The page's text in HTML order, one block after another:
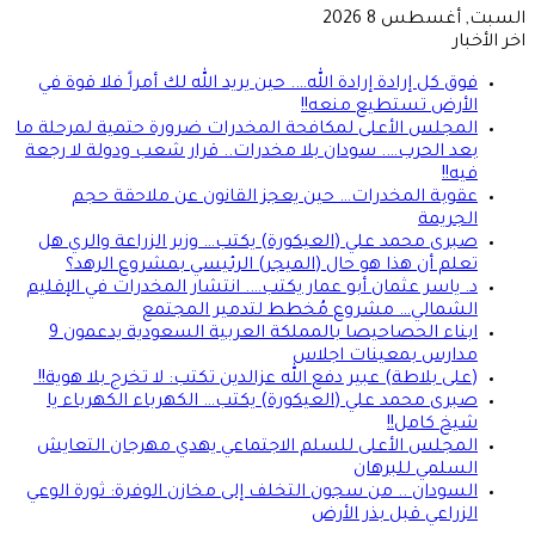
السبت, أغسطس 8 2026
اخر الأخبار
فوق كل إرادة إرادة الله…. حين يريد الله لك أمراً فلا قوة في
الأرض تستطيع منعه!!
المجلس الأعلى لمكافحة المخدرات ضرورة حتمية لمرحلة ما
بعد الحرب…. سودان بلا مخدرات.. قرار شعب ودولة لا رجعة
فيه!!
عقوبة المخدرات… حين يعجز القانون عن ملاحقة حجم
الجريمة
صبرى محمد علي (العيكورة) يكتب… وزير الزراعة والري هل
تعلم أن هذا هو حال (الميجر) الرئيسي بمشروع الرهد؟
د. ياسر عثمان أبو عمار يكتب…. انتشار المخدرات في الإقليم
الشمالي… مشروع مُخطط لتدمير المجتمع
ابناء الحصاحيصا بالمملكة العربية السعودية يدعمون 9
مدارس بمعينات اجلاس
(على بلاطة) عبير دفع الله عزالدين تكتب: لا تخرج بلا هوية!!
صبرى محمد علي (العيكورة) يكتب… الكهرباء الكهرباء يا
شيخ كامل!!
المجلس الأعلى للسلم الاجتماعي يهدي مهرجان التعايش
السلمي للبرهان
السودان .. من سجون التخلف إلى مخازن الوفرة: ثورة الوعي
الزراعي قبل بذر الأرض